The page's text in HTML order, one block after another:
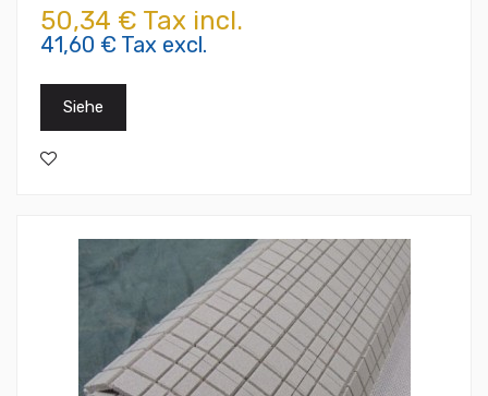
50,34 € Tax incl.
41,60 € Tax excl.
Siehe